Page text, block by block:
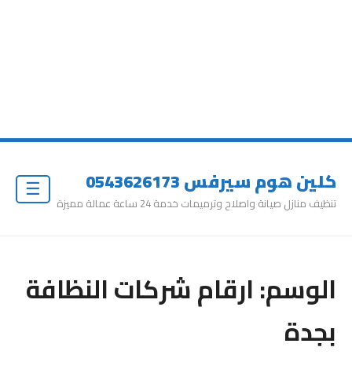
كلين هوم سيرفس 0543626173
تنظيف منازل صيانة واصلاح وترميمات خدمة 24 ساعة عمالة مميزة
الوسم:ارقام شركات النظافة
بجدة